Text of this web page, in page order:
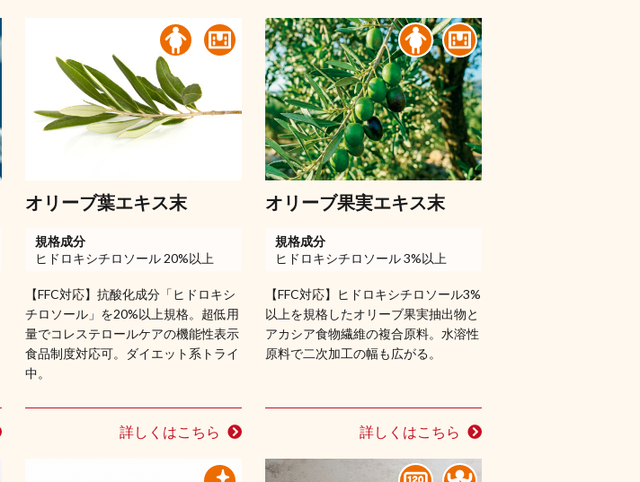
オリーブ葉エキス末
規格成分
ヒドロキシチロソール 20%以上
【FFC対応】抗酸化成分「ヒドロキシ
チロソール」を20%以上規格。超低用
量でコレステロールケアの機能性表示
食品制度対応可。ダイエット系トライ
中。
詳しくはこちら
オリーブ果実エキス末
規格成分
ヒドロキシチロソール 3%以上
【FFC対応】ヒドロキシチロソール3%
以上を規格したオリーブ果実抽出物と
アカシア食物繊維の複合原料。水溶性
原料で二次加工の幅も広がる。
詳しくはこちら